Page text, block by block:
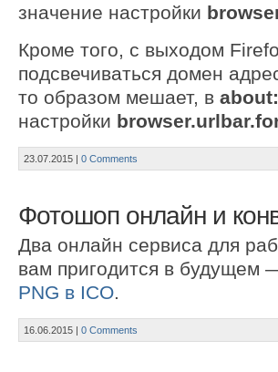
значение настройки
Кроме того, с выходом
подсвечиваться домен
то образом мешает, в
настройки
23.07.2015 | 0 Comments
Фотошоп онлайн и
Два онлайн сервиса для
вам пригодится в будущем
PNG в ICO.
16.06.2015 | 0 Comments